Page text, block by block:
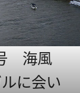
海風
に会い